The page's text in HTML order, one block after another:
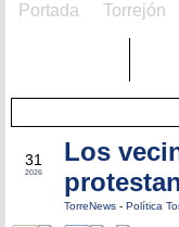
Portada Torrejón
31
2026
Los
TorreNews - Política